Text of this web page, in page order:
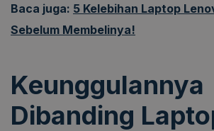
Baca juga: 5 Kelebihan Laptop
Sebelum Membelinya!
Keunggulannya
Dibanding